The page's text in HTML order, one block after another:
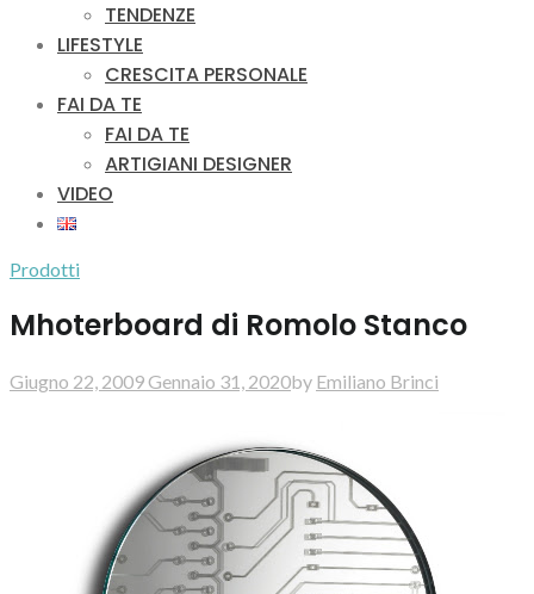
TENDENZE
LIFESTYLE
CRESCITA PERSONALE
FAI DA TE
FAI DA TE
ARTIGIANI DESIGNER
VIDEO
Prodotti
Mhoterboard di Romolo Stanco
Giugno 22, 2009Gennaio 31, 2020by Emiliano Brinci